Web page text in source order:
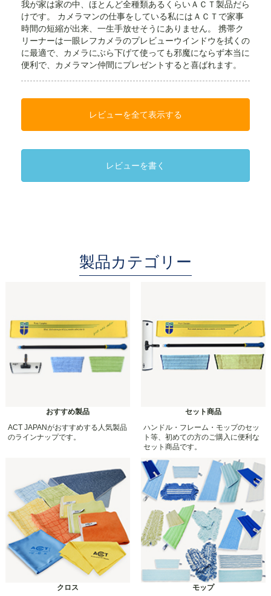
我が家は家の中、ほとんど全種類あるくらいＡＣＴ製品だら
けです。 カメラマンの仕事をしている私にはＡＣＴで家事
時間の短縮が出来、一生手放せそうにありません。 携帯ク
リーナーは一眼レフカメラのプレビューウインドウを拭くの
に最適で、カメラにぶら下げて使っても邪魔にならず本当に
便利で、カメラマン仲間にプレゼントすると喜ばれます。
レビューを全て表示する
レビューを書く
製品カテゴリー
おすすめ製品
ACT JAPANがおすすめする人気製品
のラインナップです。
セット商品
ハンドル・フレーム・モップのセッ
ト等、初めての方のご購入に便利な
セット商品です。
クロス
モップ